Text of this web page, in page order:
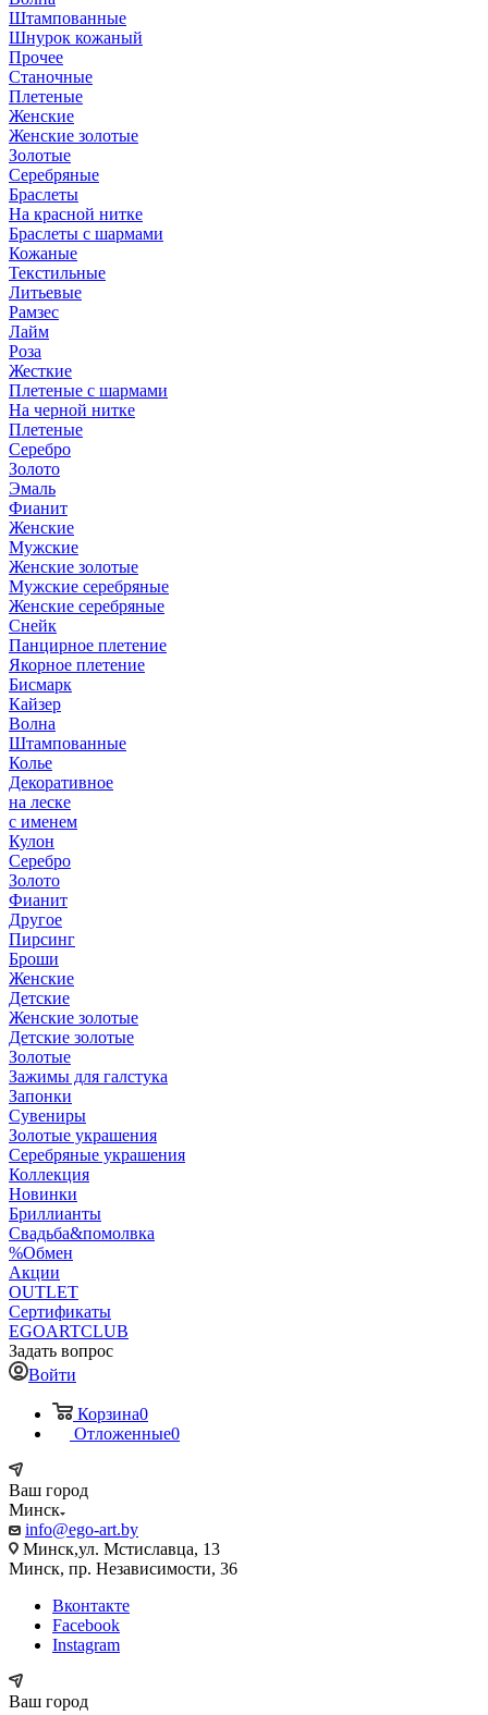
Штампованные
Шнурок кожаный
Прочее
Станочные
Плетеные
Женские
Женские золотые
Золотые
Серебряные
Браслеты
На красной нитке
Браслеты с шармами
Кожаные
Текстильные
Литьевые
Рамзес
Лайм
Роза
Жесткие
Плетеные с шармами
На черной нитке
Плетеные
Серебро
Золото
Эмаль
Фианит
Женские
Мужские
Женские золотые
Мужские серебряные
Женские серебряные
Снейк
Панцирное плетение
Якорное плетение
Бисмарк
Кайзер
Волна
Штампованные
Колье
Декоративное
на леске
с именем
Кулон
Серебро
Золото
Фианит
Другое
Пирсинг
Броши
Женские
Детские
Женские золотые
Детские золотые
Золотые
Зажимы для галстука
Запонки
Сувениры
Золотые украшения
Серебряные украшения
Коллекция
Новинки
Бриллианты
Свадьба&помолвка
%Обмен
Акции
OUTLET
Сертификаты
EGOARTCLUB
Задать вопрос
Войти
Корзина0
Отложенные0
Ваш город
Минск
info@ego-art.by
Минск,ул. Мстиславца, 13
Минск, пр. Независимости, 36
Вконтакте
Facebook
Instagram
Ваш город